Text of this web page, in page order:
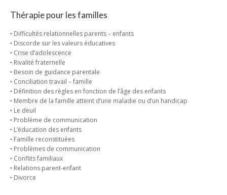
Thérapie pour les familles
‣ Difficultés relationnelles parents – enfants
‣ Discorde sur les valeurs éducatives
‣ Crise d’adolescence
‣ Rivalité fraternelle
‣ Besoin de guidance parentale
‣ Conciliation travail – famille
‣ Définition des règles en fonction de l’âge des enfants
‣ Membre de la famille atteint d’une maladie ou d’un handicap
‣ Le deuil
‣ Problème de communication
‣ L’éducation des enfants
‣ Famille reconstituées
‣ Problèmes de communication
‣ Conflits familiaux
‣ Relations parent-enfant
‣ Divorce